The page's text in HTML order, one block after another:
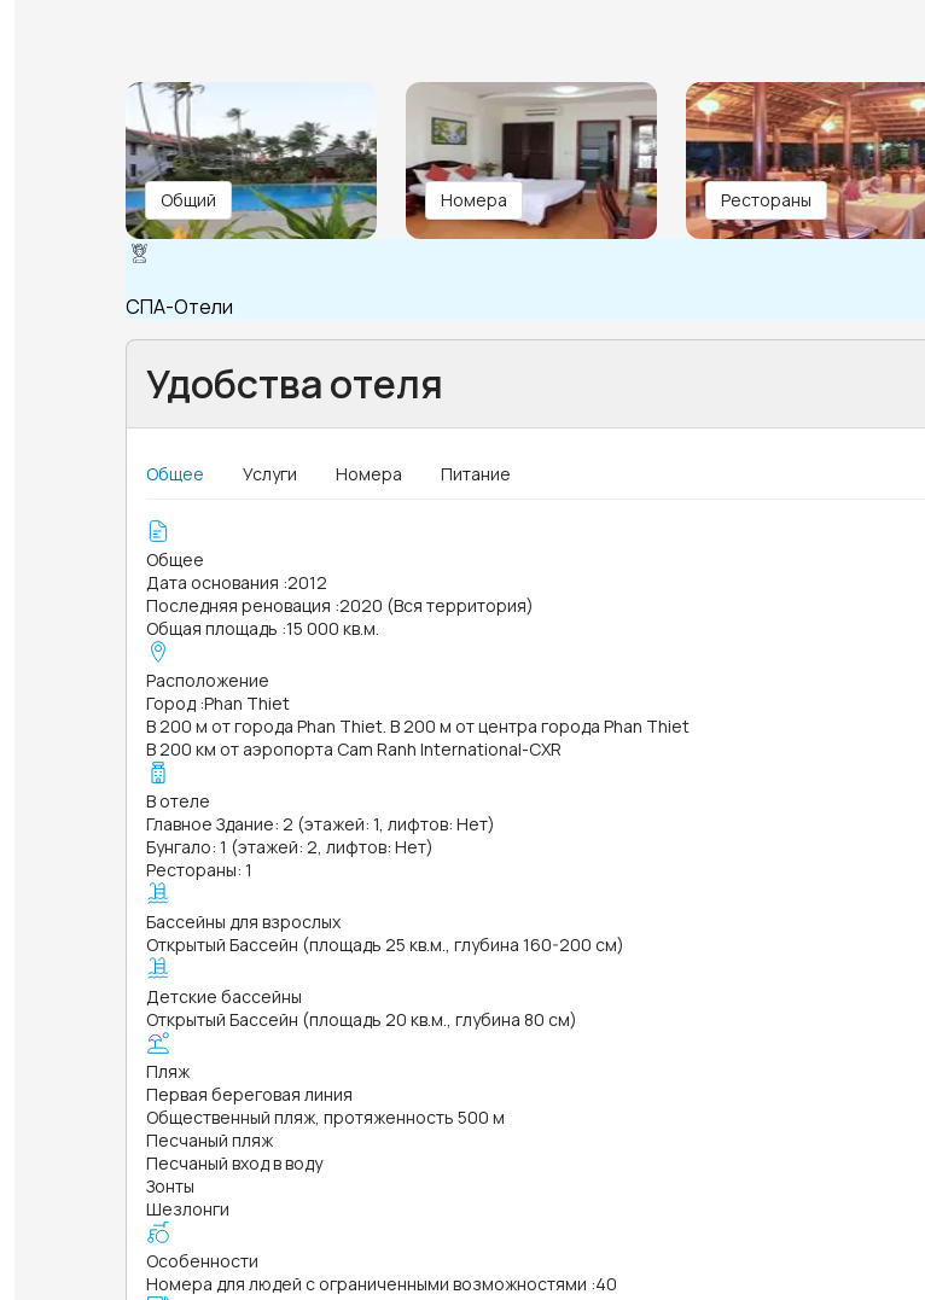
Общий Номера Рестораны
СПА-Отели
Удобства отеля
Общее Услуги Номера Питание
Общее
Дата основания :2012
Последняя реновация :2020 (Вся территория)
Общая площадь :15 000 кв.м.
Расположение
Город :Phan Thiet
В 200 м от города Phan Thiet. В 200 м от центра города Phan Thiet
В 200 км от аэропорта Cam Ranh International-CXR
В отеле
Главное Здание: 2 (этажей: 1, лифтов: Нет)
Бунгало: 1 (этажей: 2, лифтов: Нет)
Рестораны: 1
Бассейны для взрослых
Открытый Бассейн (площадь 25 кв.м., глубина 160-200 см)
Детские бассейны
Открытый Бассейн (площадь 20 кв.м., глубина 80 см)
Пляж
Первая береговая линия
Общественный пляж, протяженность 500 м
Песчаный пляж
Песчаный вход в воду
Зонты
Шезлонги
Особенности
Номера для людей с ограниченными возможностями :40